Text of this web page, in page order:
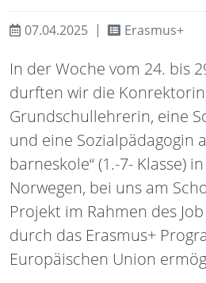
07.04.2025 Erasmus+
In der Woche vom 24. bis
durften wir die
Grundschullehrerin, eine
und eine Sozialpädagogin
barneskole“ (1.-7- Klasse)
Norwegen, bei uns am
Projekt im Rahmen des
durch das Erasmus+
Europäischen Union